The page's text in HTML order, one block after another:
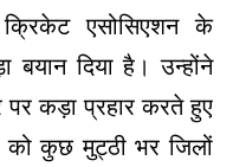
एसोसिएशन के
बयान दिया है। उन्होंने
पर कड़ा प्रहार करते हुए
कुछ मुट्ठी भर जिलों